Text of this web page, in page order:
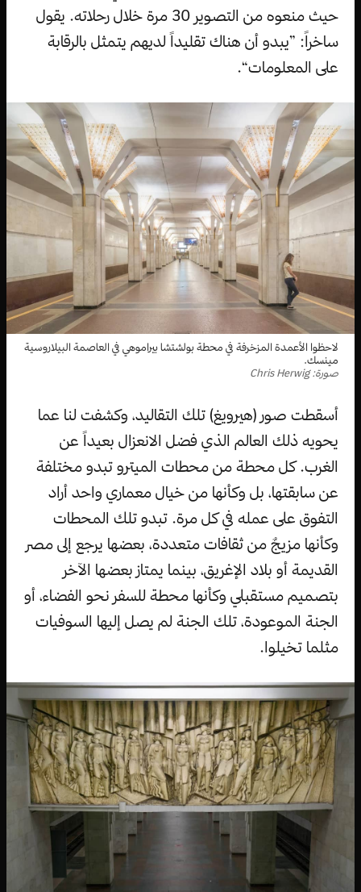
حيث منعوه من التصوير 30 مرة خلال رحلاته. يقول
ساخراً: ”يبدو أن هناك تقليداً لديهم يتمثل بالرقابة
على المعلومات“.
لاحظوا الأعمدة المزخرفة في محطة بولشتشا بيراموهي في العاصمة البيلاروسية
مينسك.
صورة: Chris Herwig
أسقطت صور (هيرويغ) تلك التقاليد، وكشفت لنا عما
يحويه ذلك العالم الذي فضل الانعزال بعيداً عن
الغرب. كل محطة من محطات الميترو تبدو مختلفة
عن سابقتها، بل وكأنها من خيال معماري واحد أراد
التفوق على عمله في كل مرة. تبدو تلك المحطات
وكأنها مزيجٌ من ثقافات متعددة، بعضها يرجع إلى مصر
القديمة أو بلاد الإغريق، بينما يمتاز بعضها الآخر
بتصميم مستقبلي وكأنها محطة للسفر نحو الفضاء، أو
الجنة الموعودة، تلك الجنة لم يصل إليها السوفيات
مثلما تخيلوا.